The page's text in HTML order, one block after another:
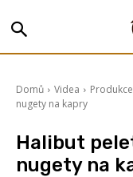
Domů Videa
nugety na kapry
Halibut
nugety na